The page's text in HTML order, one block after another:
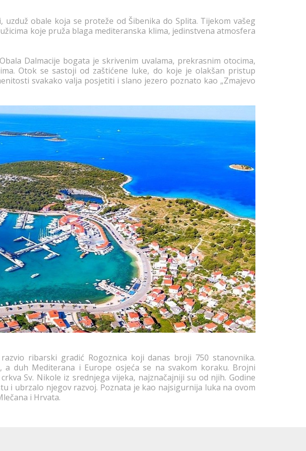
obale koja se proteže od Šibenika do Splita. Tijekom vašeg
koje pruža blaga mediteranska klima, jedinstvena atmosfera
Dalmacije bogata je skrivenim uvalama, prekrasnim otocima,
Otok se sastoji od zaštićene luke, do koje je olakšan pristup
svakako valja posjetiti i slano jezero poznato kao „Zmajevo
ribarski gradić Rogoznica koji danas broji 750 stanovnika.
duh Mediterana i Europe osjeća se na svakom koraku. Brojni
Sv. Nikole iz srednjega vijeka, najznačajniji su od njih. Godine
i ubrzalo njegov razvoj. Poznata je kao najsigurnija luka na ovom
i Hrvata.